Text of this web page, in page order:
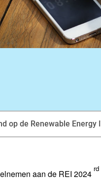
op de Renewable Energy
aan de REI 2024 rd